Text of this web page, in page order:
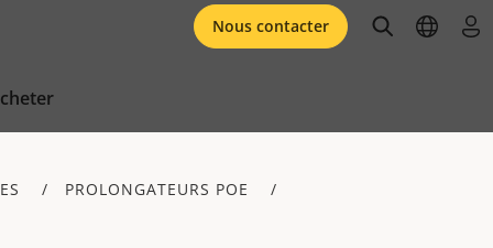
Nous contacter openopen
PROLONGATEURS POE